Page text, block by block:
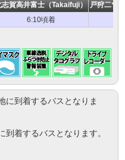
志賀高井富士（Takaifuji）
戸狩二ツ
6:10頃着
に到着するバスとなりま
到着するバスとなります。